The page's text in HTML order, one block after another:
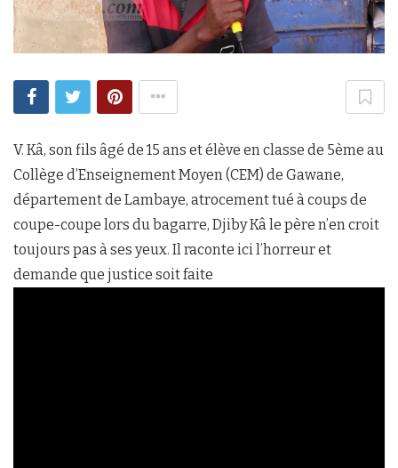
V. Kâ, son fils âgé de 15 ans et élève en classe de 5ème au
Collège d’Enseignement Moyen (CEM) de Gawane,
département de Lambaye, atrocement tué à coups de
coupe-coupe lors du bagarre, Djiby Kâ le père n’en croit
toujours pas à ses yeux. Il raconte ici l’horreur et
demande que justice soit faite